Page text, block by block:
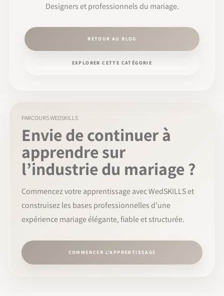
Designers et professionnels du mariage.
RETOUR AU BLOG
EXPLORER CETTE CATÉGORIE
PARCOURS WEDSKILLS
Envie de continuer à
apprendre sur
l’industrie du mariage ?
Commencez votre apprentissage avec WedSKILLS et
construisez les bases professionnelles d’une
expérience mariage élégante, fiable et structurée.
COMMENCER L’APPRENTISSAGE